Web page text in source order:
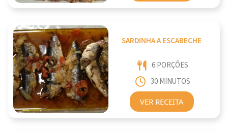
SARDINHA A ESCABECHE
6 PORÇÕES
30 MINUTOS
VER RECEITA